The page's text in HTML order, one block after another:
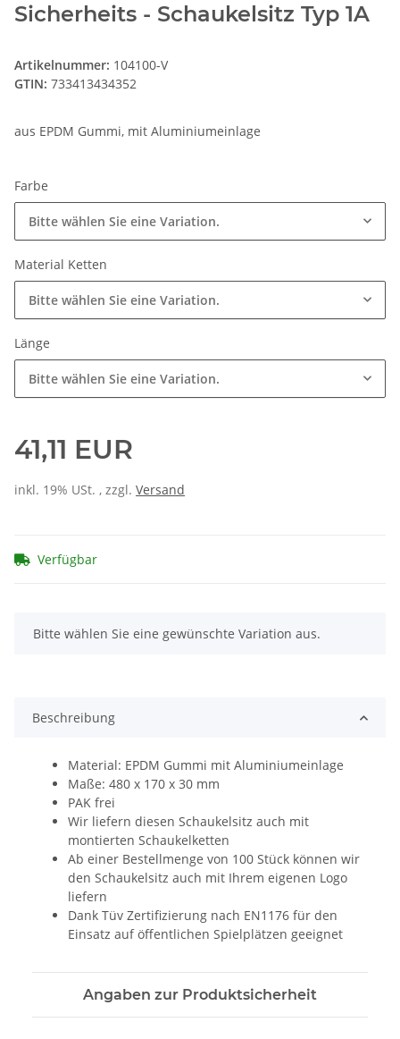
Sicherheits - Schaukelsitz Typ 1A
Artikelnummer: 104100-V
GTIN: 733413434352
aus EPDM Gummi, mit Aluminiumeinlage
Farbe
Bitte wählen Sie eine Variation.
Material Ketten
Bitte wählen Sie eine Variation.
Länge
Bitte wählen Sie eine Variation.
41,11 EUR
inkl. 19% USt. , zzgl. Versand
Verfügbar
x
Bitte wählen Sie eine gewünschte Variation aus.
Beschreibung
Material: EPDM Gummi mit Aluminiumeinlage
Maße: 480 x 170 x 30 mm
PAK frei
Wir liefern diesen Schaukelsitz auch mit
montierten Schaukelketten
Ab einer Bestellmenge von 100 Stück können wir
den Schaukelsitz auch mit Ihrem eigenen Logo
liefern
Dank Tüv Zertifizierung nach EN1176 für den
Einsatz auf öffentlichen Spielplätzen geeignet
Angaben zur Produktsicherheit